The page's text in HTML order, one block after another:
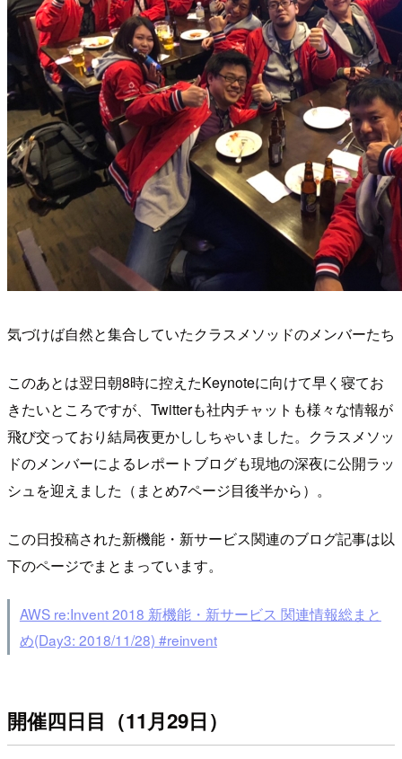
気づけば自然と集合していたクラスメソッドのメンバーたち
このあとは翌日朝8時に控えたKeynoteに向けて早く寝てお
きたいところですが、Twitterも社内チャットも様々な情報が
飛び交っており結局夜更かししちゃいました。クラスメソッ
ドのメンバーによるレポートブログも現地の深夜に公開ラッ
シュを迎えました（まとめ7ページ目後半から）。
この日投稿された新機能・新サービス関連のブログ記事は以
下のページでまとまっています。
AWS re:Invent 2018 新機能・新サービス 関連情報総まと
め(Day3: 2018/11/28) #reinvent
開催四日目（11月29日）